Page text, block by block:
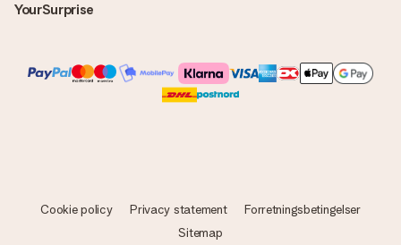
YourSurprise
Cookie policy Privacy statement
Forretningsbetingelser
Sitemap